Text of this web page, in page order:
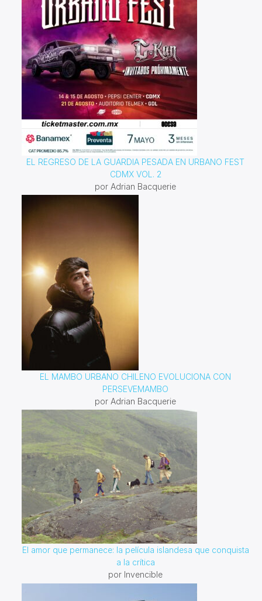
EL REGRESO DE LA GUARDIA PESADA EN URBANO FEST
CDMX VOL. 2
por Adrian Bacquerie
EL MAMBO URBANO CHILENO EVOLUCIONA CON
PERSEVEMAMBO
por Adrian Bacquerie
El amor que permanece: la película islandesa que conquista
a la crítica
por Invencible